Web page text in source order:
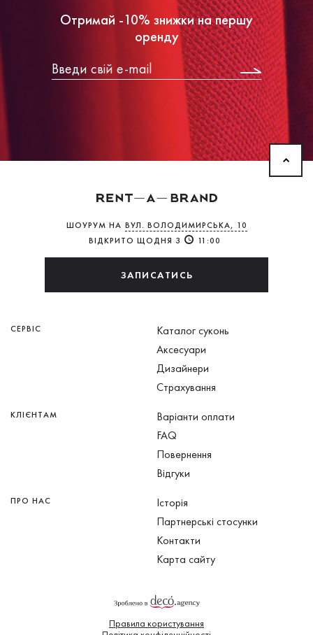
Отримай -10% знижки на першу
оренду
ШОУРУМ НА ВУЛ. ВОЛОДИМИРСЬКА, 10
ВІДКРИТО ЩОДНЯ З
11:00
ЗАПИСАТИСЬ
СЕРВІС
Каталог суконь
Аксесуари
Дизайнери
Страхування
КЛІЄНТАМ
Варіанти оплати
FAQ
Повернення
Відгуки
ПРО НАС
Історія
Партнерські стосунки
Контакти
Карта сайту
Правила користування